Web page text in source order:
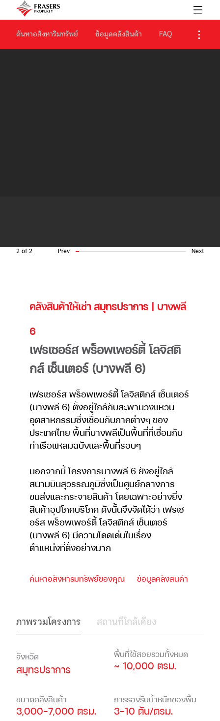
ค้นหาอสังหาริมทรัพย์ ข้อมูลคลังสินค้า FAQ
2of 2 Prev Next
คลังสินค้าให้เช่า สมุทรปราการ | บางพลี
6
เฟรเซอร์ส พร็อพเพอร์ตี้ โลจิสติ
กส์ เซ็นเตอร์ (บางพลี 6)
เฟรเซอร์ส พร็อพเพอร์ตี้ โลจิสติกส์ เซ็นเตอร์
(บางพลี 6) ตั้งอยู่ใกล้กับสะพานวงแหวน
อุตสาหกรรมซึ่งเชื่อมกับภาคต่างๆ ของ
ประเทศไทย พื้นที่บางพลีเป็นพื้นที่ที่เชื่อมกับ
ท่าเรือแหลมฉบังและพื้นที่รอบๆ
นอกจากนี้ โครงการบางพลี 6 ยังอยู่ใกล้
สนามบินสุวรรณภูมิซึ่งเป็นศูนย์กลางการ
ขนส่งและกระจายสินค้า โดยเฉพาะอย่างยิ่ง
สินค้าอุปโภคบริโภค ดังนั้นจึงจัดได้ว่า เฟรเซ
อร์ส พร็อพเพอร์ตี้ โลจิสติกส์ เซ็นเตอร์
(บางพลี 6) มีความโดดเด่นในเรื่อง
ตำแหน่งที่ตั้งอย่างมาก
ค้นหาอสังหาริมทรัพย์ของคุณ ข้อมูลคลังสินค้า
ภาพรวมโครงการ สถานที่ใกล้เคียง
จังหวัด
สมุทรปราการ
พื้นที่ใช้สอยรวมทั้งหมด
~ 10,000 ตรม.
ขนาดคลังสินค้า
3,000-7,000 ตรม.
การรองรับน้ำหนักของพื้น
3-10 ตัน/ตรม.